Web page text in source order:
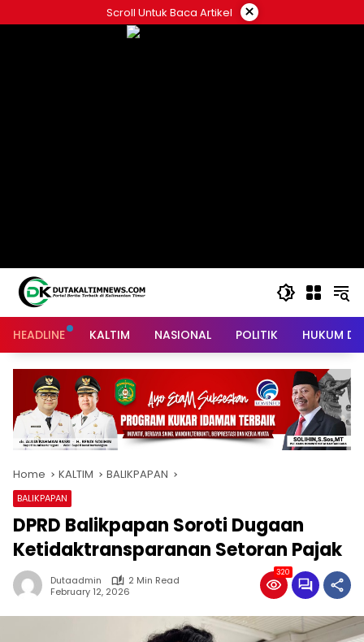
to
Scroll Untuk Baca Artikel ×
HEADLINE KALTIM NASIONAL POLITIK HUKUM
Home KALTIM BALIKPAPAN
BALIKPAPAN
DPRD Balikpapan Soroti Dugaan
Ketidaktransparanan Setoran Pajak
Dutaadmin
2 Min Read
February 12, 2026
320